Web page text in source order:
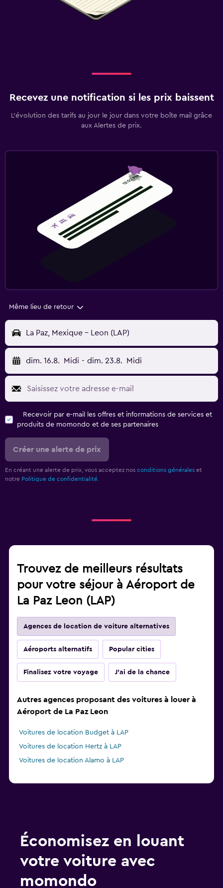
Recevez une notification si les prix baissent
L’évolution des tarifs au jour le jour dans votre boîte mail grâce
aux Alertes de prix.
Même lieu de retour
La Paz, Mexique - Leon (LAP)
dim. 16.8. Midi - dim. 23.8. Midi
Recevoir par e-mail les offres et informations de services et
produits de momondo et de ses partenaires
Créer une alerte de prix
En créant une alerte de prix, vous acceptez nos conditions générales et
notre Politique de confidentialité.
Trouvez de meilleurs résultats
pour votre séjour à Aéroport de
La Paz Leon (LAP)
Agences de location de voiture alternatives
Aéroports alternatifs Popular cities
Finalisez votre voyage J'ai de la chance
Autres agences proposant des voitures à louer à
Aéroport de La Paz Leon
Voitures de location Budget à LAP
Voitures de location Hertz à LAP
Voitures de location Alamo à LAP
Économisez en louant
votre voiture avec
momondo